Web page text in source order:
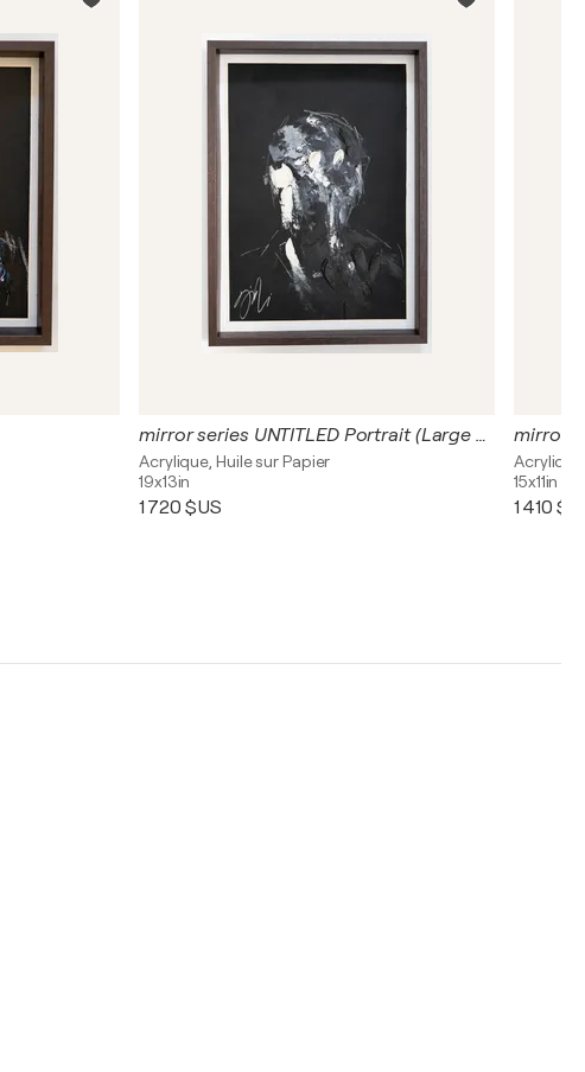
mirror series UNTITLED Portrait (Large size)
Acrylique, Huile sur Papier
19x13in
1 720 $US
mirror
15x11in
1 410